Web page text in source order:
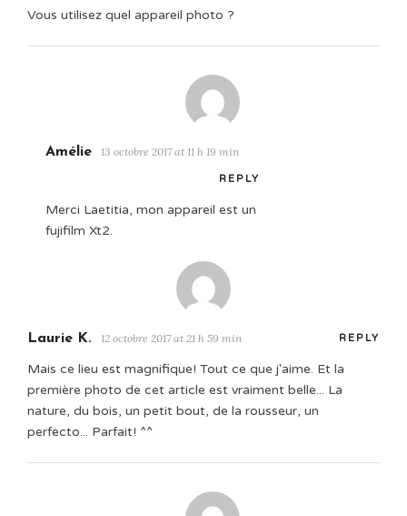
Vous utilisez quel appareil photo ?
Amélie 13 octobre 2017 at 11 h 19 min
REPLY
Merci Laetitia, mon appareil est un
fujifilm Xt2.
Laurie K. 12 octobre 2017 at 21 h 59 min REPLY
Mais ce lieu est magnifique! Tout ce que j'aime. Et la
première photo de cet article est vraiment belle... La
nature, du bois, un petit bout, de la rousseur, un
perfecto... Parfait! ^^